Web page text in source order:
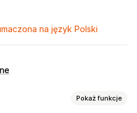
na język Polski
Pokaż funkcje